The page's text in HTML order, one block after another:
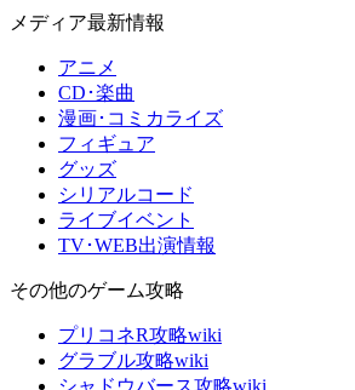
メディア最新情報
アニメ
CD･楽曲
漫画･コミカライズ
フィギュア
グッズ
シリアルコード
ライブイベント
TV･WEB出演情報
その他のゲーム攻略
プリコネR攻略wiki
グラブル攻略wiki
シャドウバース攻略wiki